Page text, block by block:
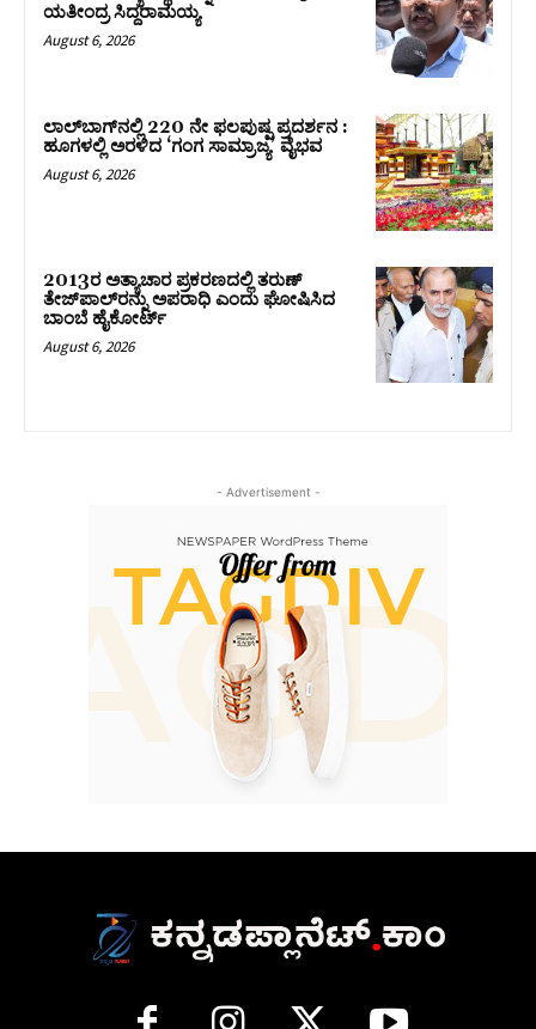
ಯತೀಂದ್ರ ಸಿದ್ದರಾಮಯ್ಯ
August 6, 2026
ಲಾಲ್‍ಬಾಗ್‍ನಲ್ಲಿ 220 ನೇ ಫಲಪುಷ್ಪ ಪ್ರದರ್ಶನ :
ಹೂಗಳಲ್ಲಿ ಅರಳಿದ ‘ಗಂಗ ಸಾಮ್ರಾಜ್ಯ’ ವೈಭವ
August 6, 2026
2013ರ ಅತ್ಯಾಚಾರ ಪ್ರಕರಣದಲ್ಲಿ ತರುಣ್
ತೇಜ್‌ಪಾಲ್‌ರನ್ನು ಅಪರಾಧಿ ಎಂದು ಘೋಷಿಸಿದ
ಬಾಂಬೆ ಹೈಕೋರ್ಟ್
August 6, 2026
- Advertisement -